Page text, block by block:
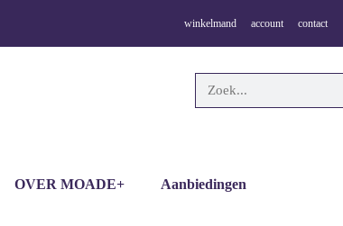
winkelmand account contact
OVER MOADE+ Aanbiedingen